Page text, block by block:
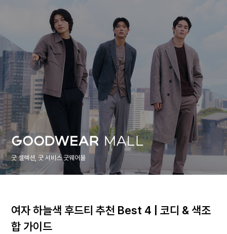
굿 셀렉션, 굿 서비스 굿웨어몰
여자 하늘색 후드티 추천 Best 4 | 코디 & 색조
합 가이드